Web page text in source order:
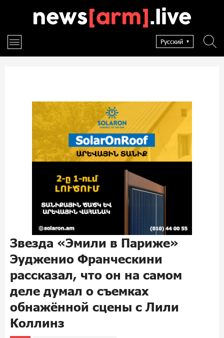
Русский
Звезда «Эмили в Париже»
Эудженио Франческини
рассказал, что он на самом
деле думал о съемках
обнажённой сцены с Лили
Коллинз